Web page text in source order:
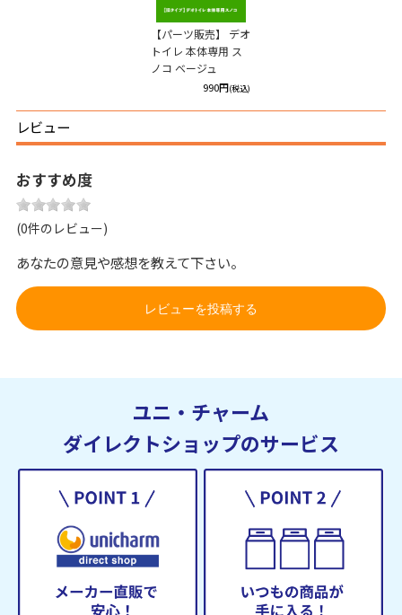
【パーツ販売】 デオ
トイレ 本体専用 ス
ノコ ベージュ
990円(税込)
レビュー
おすすめ度
(0件のレビュー)
あなたの意見や感想を教えて下さい。
レビューを投稿する
ユニ・チャーム
ダイレクトショップのサービス